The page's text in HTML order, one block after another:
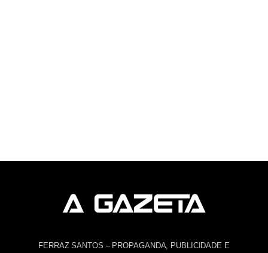
FERRAZ SANTOS – PROPAGANDA, PUBLICIDADE E